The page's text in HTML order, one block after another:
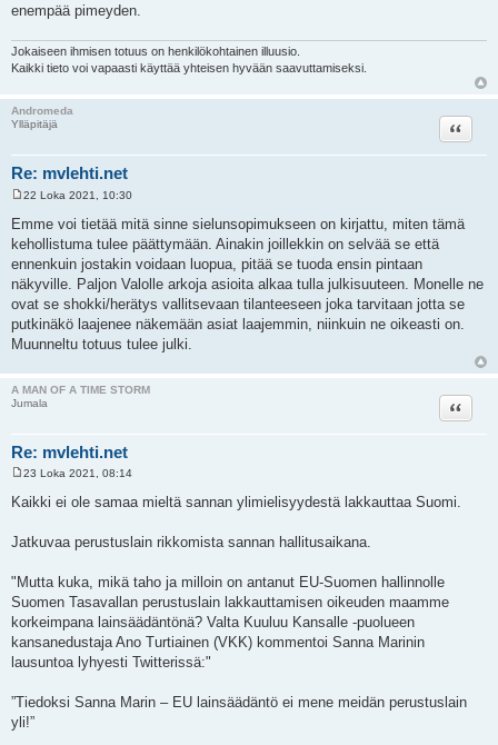
enempää pimeyden.
Jokaiseen ihmisen totuus on henkilökohtainen illuusio.
Kaikki tieto voi vapaasti käyttää yhteisen hyvään saavuttamiseksi.
Andromeda
Ylläpitäjä
Re: mvlehti.net
Lainaa
e
s
i
22 Loka 2021, 10:30
Emme voi tietää mitä sinne sielunsopimukseen on kirjattu, miten tämä
kehollistuma tulee päättymään. Ainakin joillekkin on selvää se että
ennenkuin jostakin voidaan luopua, pitää se tuoda ensin pintaan
näkyville. Paljon Valolle arkoja asioita alkaa tulla julkisuuteen. Monelle ne
ovat se shokki/herätys vallitsevaan tilanteeseen joka tarvitaan jotta se
putkinäkö laajenee näkemään asiat laajemmin, niinkuin ne oikeasti on.
Muunneltu totuus tulee julki.
A MAN OF A TIME STORM
Jumala
Re: mvlehti.net
Lainaa
i
e
t
i
23 Loka 2021, 08:14
Kaikki ei ole samaa mieltä sannan ylimielisyydestä lakkauttaa Suomi.
Jatkuvaa perustuslain rikkomista sannan hallitusaikana.
"Mutta kuka, mikä taho ja milloin on antanut EU-Suomen hallinnolle
Suomen Tasavallan perustuslain lakkauttamisen oikeuden maamme
korkeimpana lainsäädäntönä? Valta Kuuluu Kansalle -puolueen
kansanedustaja Ano Turtiainen (VKK) kommentoi Sanna Marinin
lausuntoa lyhyesti Twitterissä:"
”Tiedoksi Sanna Marin – EU lainsäädäntö ei mene meidän perustuslain
yli!”